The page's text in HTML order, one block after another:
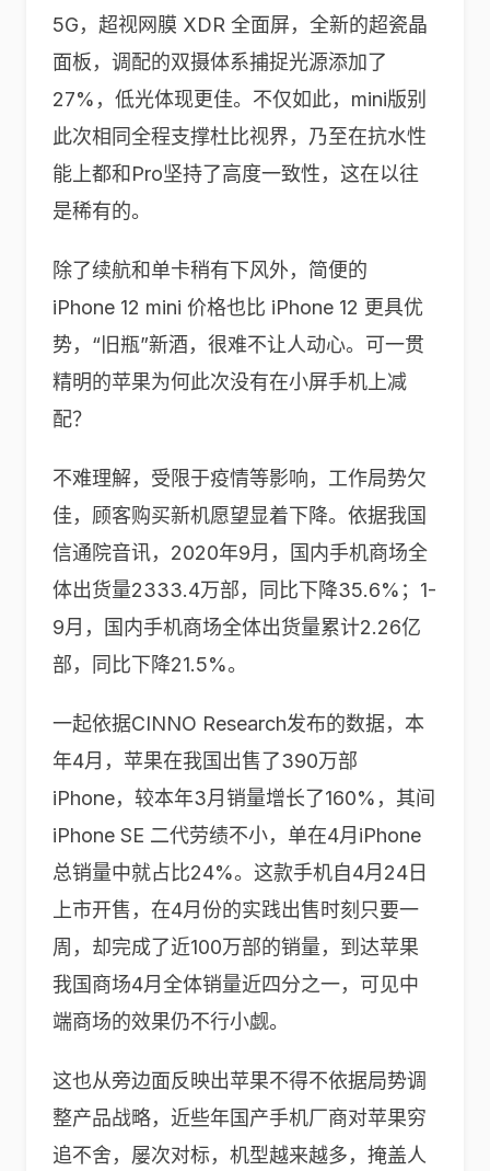
5G，超视网膜 XDR 全面屏，全新的超瓷晶
面板，调配的双摄体系捕捉光源添加了
27%，低光体现更佳。不仅如此，mini版别
此次相同全程支撑杜比视界，乃至在抗水性
能上都和Pro坚持了高度一致性，这在以往
是稀有的。
除了续航和单卡稍有下风外，简便的
iPhone 12 mini 价格也比 iPhone 12 更具优
势，“旧瓶”新酒，很难不让人动心。可一贯
精明的苹果为何此次没有在小屏手机上减
配？
不难理解，受限于疫情等影响，工作局势欠
佳，顾客购买新机愿望显着下降。依据我国
信通院音讯，2020年9月，国内手机商场全
体出货量2333.4万部，同比下降35.6%；1-
9月，国内手机商场全体出货量累计2.26亿
部，同比下降21.5%。
一起依据CINNO Research发布的数据，本
年4月，苹果在我国出售了390万部
iPhone，较本年3月销量增长了160%，其间
iPhone SE 二代劳绩不小，单在4月iPhone
总销量中就占比24%。这款手机自4月24日
上市开售，在4月份的实践出售时刻只要一
周，却完成了近100万部的销量，到达苹果
我国商场4月全体销量近四分之一，可见中
端商场的效果仍不行小觑。
这也从旁边面反映出苹果不得不依据局势调
整产品战略，近些年国产手机厂商对苹果穷
追不舍，屡次对标，机型越来越多，掩盖人